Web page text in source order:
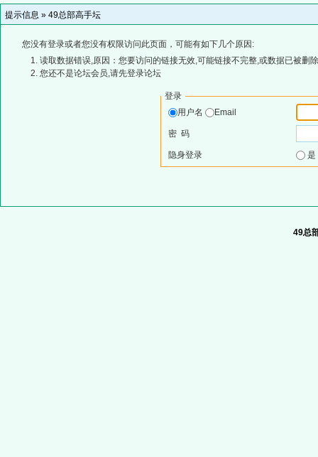
提示信息 » 49总部高手坛
您没有登录或者您没有权限访问此页面，可能有如下几个原因:
读取数据错误,原因：您要访问的链接无效,可能链接不完整,或数据已被删
您还不是论坛会员,请先登录论坛
登录
用户名
Email
密 码
隐身登录
49总